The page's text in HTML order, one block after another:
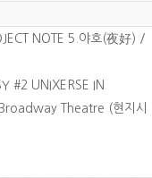
NOTE 5.야호(夜好) /
#2 UNIXERSE IN
Theatre (현지시